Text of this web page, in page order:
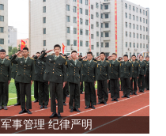
军事管理 纪律严明